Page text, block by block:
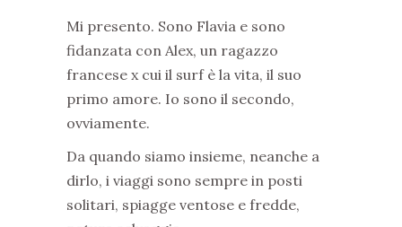
Mi presento. Sono Flavia e sono
fidanzata con Alex, un ragazzo
francese x cui il surf è la vita, il suo
primo amore. Io sono il secondo,
ovviamente.
Da quando siamo insieme, neanche a
dirlo, i viaggi sono sempre in posti
solitari, spiagge ventose e fredde,